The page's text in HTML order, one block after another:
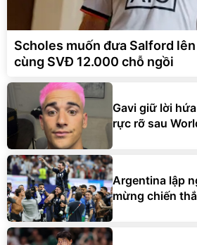
Scholes muốn đưa Salford
cùng SVĐ 12.000 chỗ ngồi
Gavi giữ lời
rực rỡ sau
Argentina lập
mừng chiến